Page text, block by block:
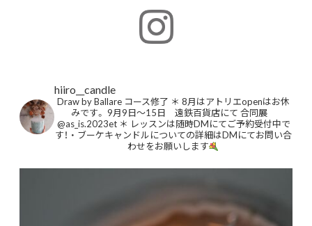
hiiro__candle
Draw by Ballare コース修了 ＊ 8月はアトリエopenはお休
みです。 9月9日〜15日 遠鉄百貨店にて 合同展
@as_is.2023et ＊ レッスンは随時DMにてご予約受付中で
す！ ・ ブーケキャンドルについての詳細はDMにてお問い合
わせをお願いします